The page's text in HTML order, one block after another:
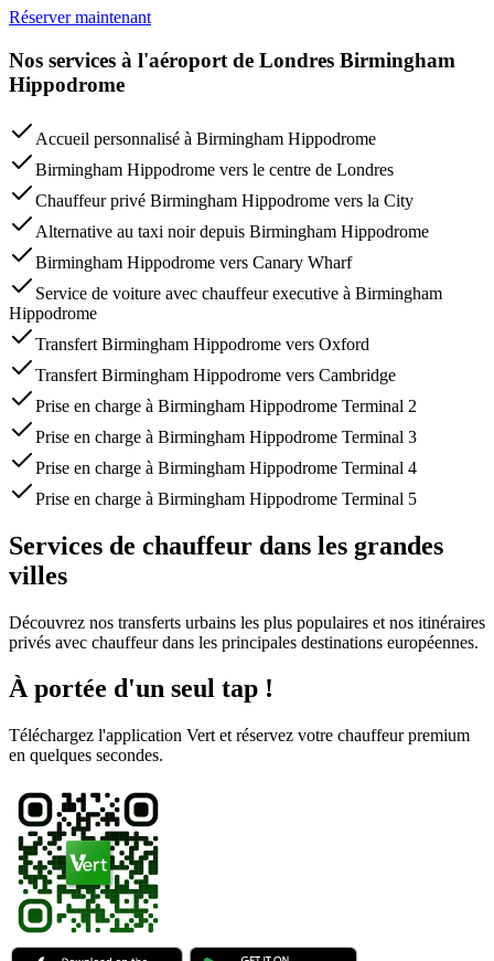
Réserver maintenant
Nos services à l'aéroport de Londres Birmingham
Hippodrome
Accueil personnalisé à Birmingham Hippodrome
Birmingham Hippodrome vers le centre de Londres
Chauffeur privé Birmingham Hippodrome vers la City
Alternative au taxi noir depuis Birmingham Hippodrome
Birmingham Hippodrome vers Canary Wharf
Service de voiture avec chauffeur executive à Birmingham
Hippodrome
Transfert Birmingham Hippodrome vers Oxford
Transfert Birmingham Hippodrome vers Cambridge
Prise en charge à Birmingham Hippodrome Terminal 2
Prise en charge à Birmingham Hippodrome Terminal 3
Prise en charge à Birmingham Hippodrome Terminal 4
Prise en charge à Birmingham Hippodrome Terminal 5
Services de chauffeur dans les grandes
villes
Découvrez nos transferts urbains les plus populaires et nos itinéraires
privés avec chauffeur dans les principales destinations européennes.
À portée d'un seul tap !
Téléchargez l'application Vert et réservez votre chauffeur premium
en quelques secondes.